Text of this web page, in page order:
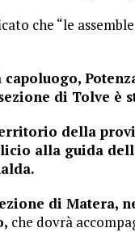
che “le
capoluogo,
di Tolve è
della
alla guida
di Matera,
che dovrà